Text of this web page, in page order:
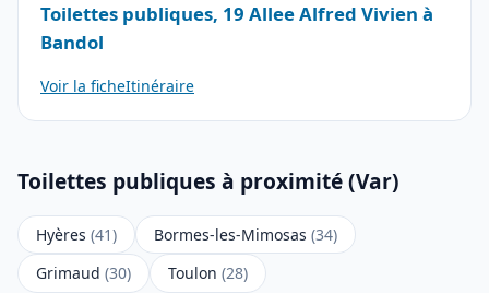
Toilettes publiques, 19 Allee Alfred Vivien à
Bandol
Voir la ficheItinéraire
Toilettes publiques à proximité (Var)
Hyères (41) Bormes-les-Mimosas (34)
Grimaud (30) Toulon (28)